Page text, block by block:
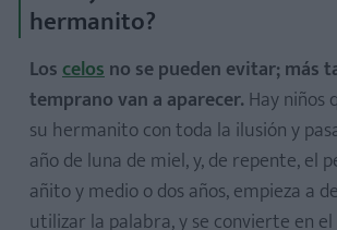
hermanito?
Loscelosno se pueden evitar; más
temprano van a aparecer. Hay niños
su hermanito con toda la ilusión y
año de luna de miel, y, de repente, el
añito y medio o dos años, empieza a
utilizar la palabra, y se convierte en